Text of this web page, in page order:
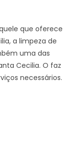
que oferece
a limpeza de
uma das
Cecilia. O faz
necessários.